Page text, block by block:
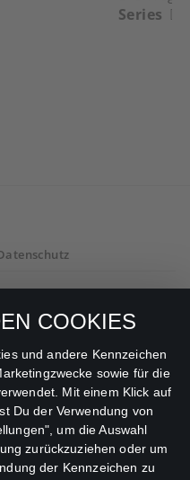
COOKIES
und andere Kennzeichen
sowie für die
Mit einem Klick auf
Du der Verwendung von
um die Auswahl
zurückzuziehen oder um
der Kennzeichen zu
Series